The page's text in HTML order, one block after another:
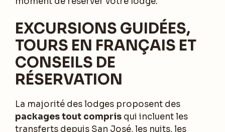
EXCURSIONS GUIDÉES,
TOURS EN FRANÇAIS ET
CONSEILS DE
RÉSERVATION
La majorité des lodges proposent des
packages tout compris qui incluent les
transferts depuis San José, les nuits, les